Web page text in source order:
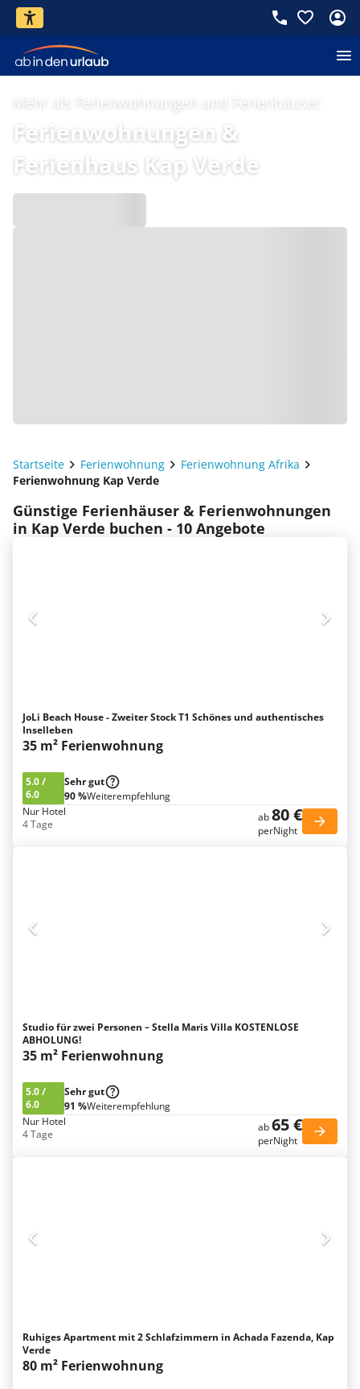
Mehr als Ferienwohnungen und Ferienhäuser
Ferienwohnungen &
Ferienhaus Kap Verde
Startseite Ferienwohnung
Ferienwohnung Afrika
Ferienwohnung Kap Verde
Günstige Ferienhäuser & Ferienwohnungen
in Kap Verde buchen - 10 Angebote
JoLi Beach House - Zweiter Stock T1 Schönes und authentisches
Inselleben
35 m² Ferienwohnung
5.0/
6.0
Sehr gut
90 %Weiterempfehlung
Nur Hotel
4 Tage
ab80 €
perNight
Studio für zwei Personen – Stella Maris Villa KOSTENLOSE
ABHOLUNG!
35 m² Ferienwohnung
5.0/
6.0
Sehr gut
91 %Weiterempfehlung
Nur Hotel
4 Tage
ab65 €
perNight
Ruhiges Apartment mit 2 Schlafzimmern in Achada Fazenda, Kap
Verde
80 m² Ferienwohnung